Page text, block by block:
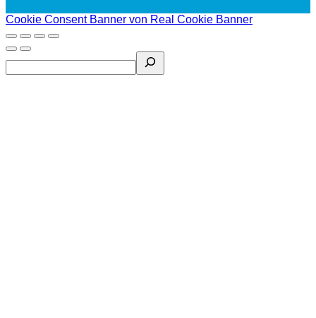
Cookie Consent Banner von Real Cookie Banner